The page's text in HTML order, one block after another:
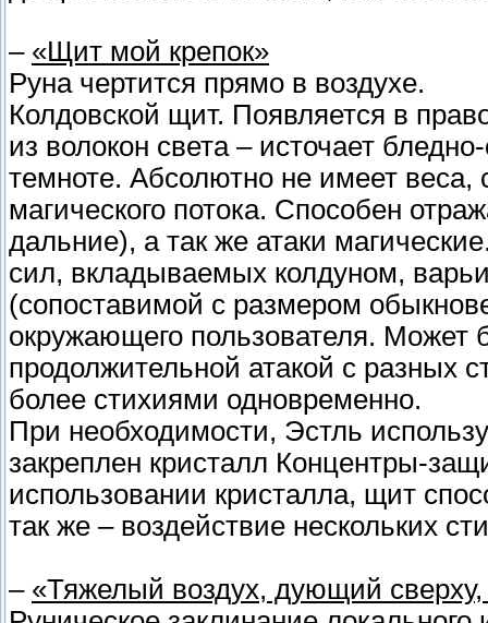
– «Щит мой крепок»
Руна чертится прямо в воздухе.
Колдовской щит. Появляется в
из волокон света – источает
темноте. Абсолютно не имеет веса,
магического потока. Способен
дальние), а так же атаки
сил, вкладываемых колдуном,
(сопоставимой с размером
окружающего пользователя. Может
продолжительной атакой с разных
более стихиями одновременно.
При необходимости, Эстль
закреплен кристалл Концентры-
использовании кристалла, щит
так же – воздействие нескольких
– «Тяжелый воздух, дующий